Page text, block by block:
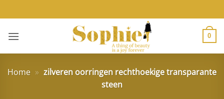
naar
inhoud
0
Home » zilveren oorringen rechthoekige transparante
steen